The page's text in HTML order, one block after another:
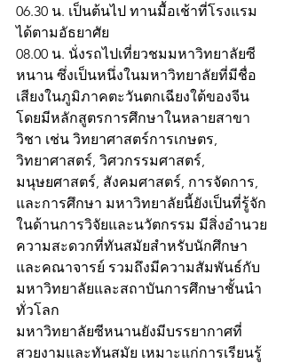
06.30 น. เป็นต้นไป ทานมื้อเช้าที่โรงแรม
ได้ตามอัธยาศัย
08.00 น. นั่งรถไปเที่ยวชมมหาวิทยาลัยซี
หนาน ซึ่งเป็นหนึ่งในมหาวิทยาลัยที่มีชื่อ
เสียงในภูมิภาคตะวันตกเฉียงใต้ของจีน
โดยมีหลักสูตรการศึกษาในหลายสาขา
วิชา เช่น วิทยาศาสตร์การเกษตร,
วิทยาศาสตร์, วิศวกรรมศาสตร์,
มนุษยศาสตร์, สังคมศาสตร์, การจัดการ,
และการศึกษา มหาวิทยาลัยนี้ยังเป็นที่รู้จัก
ในด้านการวิจัยและนวัตกรรม มีสิ่งอำนวย
ความสะดวกที่ทันสมัยสำหรับนักศึกษา
และคณาจารย์ รวมถึงมีความสัมพันธ์กับ
มหาวิทยาลัยและสถาบันการศึกษาชั้นนำ
ทั่วโลก
มหาวิทยาลัยซีหนานยังมีบรรยากาศที่
สวยงามและทันสมัย เหมาะแก่การเรียนรู้